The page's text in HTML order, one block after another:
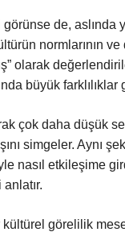
de, aslında
normlarının
olarak
büyük farklılıklar
çok daha düşük
simgeler. Aynı
nasıl etkileşime
görelilik